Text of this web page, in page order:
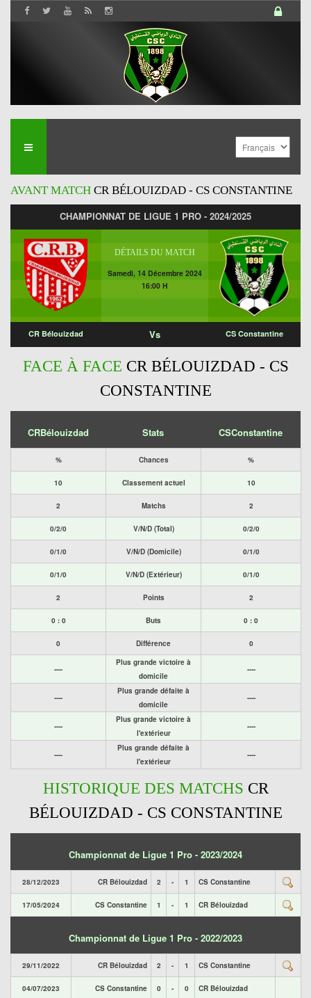
AVANT MATCH CR BÉLOUIZDAD - CS CONSTANTINE
CHAMPIONNAT DE LIGUE 1 PRO - 2024/2025
DÉTAILS DU MATCH
Samedi, 14 Décembre 2024
16:00 H
CR Bélouizdad Vs CS Constantine
FACE À FACE CR BÉLOUIZDAD - CS
CONSTANTINE
CRBélouizdad Stats CSConstantine
% Chances %
10 Classement actuel 10
2 Matchs 2
0/2/0 V/N/D (Total) 0/2/0
0/1/0 V/N/D (Domicile) 0/1/0
0/1/0 V/N/D (Extérieur) 0/1/0
2 Points 2
0 : 0 Buts 0 : 0
0 Différence 0
----
Plus grande victoire à
domicile
----
----
Plus grande défaite à
domicile
----
----
Plus grande victoire à
l'extérieur
----
----
Plus grande défaite à
l'extérieur
----
HISTORIQUE DES MATCHS CR
BÉLOUIZDAD - CS CONSTANTINE
Championnat de Ligue 1 Pro - 2023/2024
28/12/2023 CR Bélouizdad 2 - 1 CS Constantine
17/05/2024 CS Constantine 1 - 1 CR Bélouizdad
Championnat de Ligue 1 Pro - 2022/2023
29/11/2022 CR Bélouizdad 2 - 1 CS Constantine
04/07/2023 CS Constantine 0 - 0 CR Bélouizdad